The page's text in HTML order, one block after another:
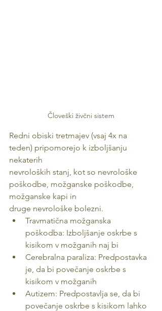
Človeški živčni sistem
Redni obiski tretmajev (vsaj 4x na
teden) pripomorejo k izboljšanju
nekaterih
nevroloških stanj, kot so nevrološke
poškodbe, možganske poškodbe,
možganske kapi in
druge nevrološke bolezni.
Travmatična možganska
poškodba: Izboljšanje oskrbe s
kisikom v možganih naj bi
Cerebralna paraliza: Predpostavka
je, da bi povečanje oskrbe s
kisikom v možganih
Autizem: Predpostavlja se, da bi
povečanje oskrbe s kisikom lahko